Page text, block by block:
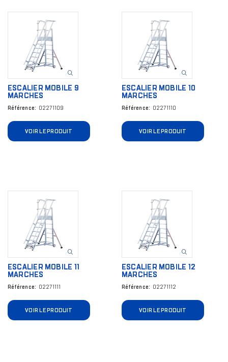
ESCALIER MOBILE 9
MARCHES
Référence 02271109
VOIR LE PRODUIT
ESCALIER MOBILE 10
MARCHES
Référence 02271110
VOIR LE PRODUIT
ESCALIER MOBILE 11
MARCHES
Référence 02271111
VOIR LE PRODUIT
ESCALIER MOBILE 12
MARCHES
Référence 02271112
VOIR LE PRODUIT